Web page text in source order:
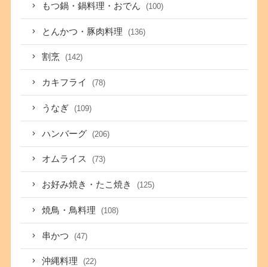
もつ鍋・鍋料理・おでん (100)
とんかつ・豚肉料理 (136)
割烹 (142)
カキフライ (78)
うなぎ (109)
ハンバーグ (206)
オムライス (73)
お好み焼き・たこ焼き (125)
焼鳥・鳥料理 (108)
串かつ (47)
沖縄料理 (22)